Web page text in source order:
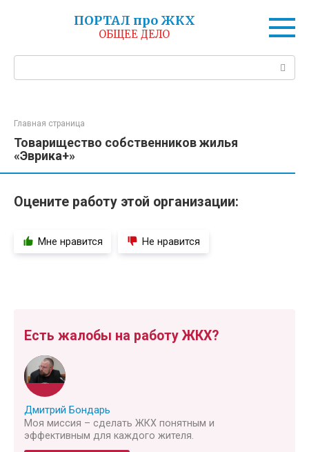
ПОРТАЛ про ЖКХ
ОБЩЕЕ ДЕЛО
Поиск:
Главная страница
Товарищество собственников жилья
«Эврика+»
Оцените работу этой организации:
Мне нравится Не нравится
Есть жалобы на работу ЖКХ?
Дмитрий Бондарь
Моя миссия – сделать ЖКХ понятным и
эффективным для каждого жителя.